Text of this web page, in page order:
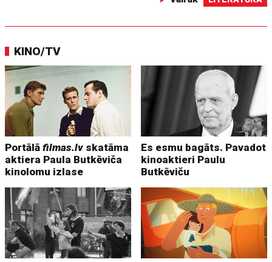
KINO/TV
Portālāfilmas.lv skatāma
aktiera Paula Butkēviča
kinolomu izlase
Es esmu bagāts. Pavadot
kinoaktieri Paulu
Butkēviču